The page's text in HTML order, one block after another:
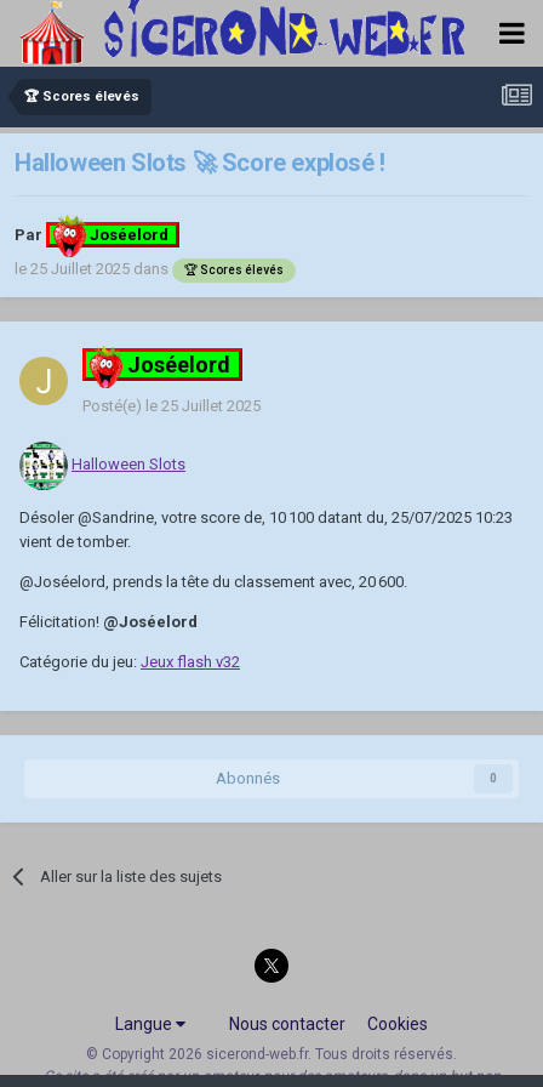
🏆 Scores élevés
Halloween Slots 🚀 Score explosé !
Par
Joséelord
le 25 Juillet 2025 dans 🏆 Scores élevés
Joséelord
Posté(e) le 25 Juillet 2025
Halloween Slots
Désoler@Sandrine , votre score de, 10 100 datant du, 25/07/2025 10:23
vient de tomber.
@Joséelord , prends la tête du classement avec, 20 600.
Félicitation! @Joséelord
Catégorie du jeu: Jeux flash v32
Abonnés 0
Aller sur la liste des sujets
Langue Nous contacter Cookies
© Copyright 2026 sicerond-web.fr. Tous droits réservés.
Ce site a été créé par un amateur, pour des amateurs, dans un but non